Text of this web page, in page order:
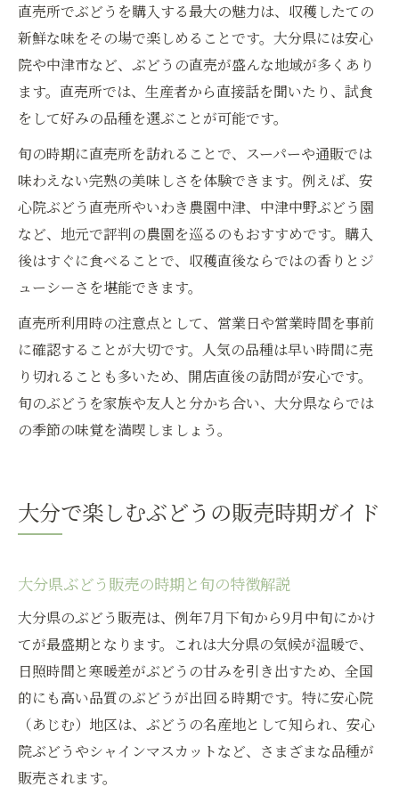
直売所でぶどうを購入する最大の魅力は、収穫したての
新鮮な味をその場で楽しめることです。大分県には安心
院や中津市など、ぶどうの直売が盛んな地域が多くあり
ます。直売所では、生産者から直接話を聞いたり、試食
をして好みの品種を選ぶことが可能です。
旬の時期に直売所を訪れることで、スーパーや通販では
味わえない完熟の美味しさを体験できます。例えば、安
心院ぶどう直売所やいわき農園中津、中津中野ぶどう園
など、地元で評判の農園を巡るのもおすすめです。購入
後はすぐに食べることで、収穫直後ならではの香りとジ
ューシーさを堪能できます。
直売所利用時の注意点として、営業日や営業時間を事前
に確認することが大切です。人気の品種は早い時間に売
り切れることも多いため、開店直後の訪問が安心です。
旬のぶどうを家族や友人と分かち合い、大分県ならでは
の季節の味覚を満喫しましょう。
大分で楽しむぶどうの販売時期ガイド
大分県ぶどう販売の時期と旬の特徴解説
大分県のぶどう販売は、例年7月下旬から9月中旬にかけ
てが最盛期となります。これは大分県の気候が温暖で、
日照時間と寒暖差がぶどうの甘みを引き出すため、全国
的にも高い品質のぶどうが出回る時期です。特に安心院
（あじむ）地区は、ぶどうの名産地として知られ、安心
院ぶどうやシャインマスカットなど、さまざまな品種が
販売されます。